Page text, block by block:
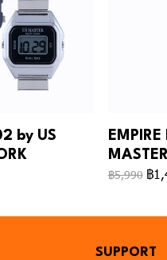
by US
฿5,990 ฿
SUPPORT